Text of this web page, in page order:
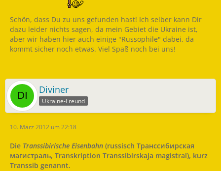
Schön, dass Du zu uns gefunden hast! Ich selber kann Dir
dazu leider nichts sagen, da mein Gebiet die Ukraine ist,
aber wir haben hier auch einige "Russophile" dabei, da
kommt sicher noch etwas. Viel Spaß noch bei uns!
Diviner
Ukraine-Freund
10. März 2012 um 22:18
Die Transsibirische Eisenbahn (russisch Транссибирская
магистраль, Transkription Transsibirskaja magistral), kurz
Transsib genannt.